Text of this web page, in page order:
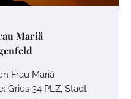
Mariä
Frau Mariä
Gries 34 PLZ, Stadt: